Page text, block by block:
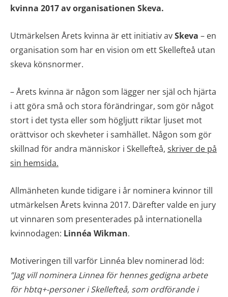
kvinna 2017 av organisationen Skeva.
Utmärkelsen Årets kvinna är ett initiativ avSkeva – en
organisation som har en vision om ett Skellefteå utan
skeva könsnormer.
–Årets kvinna är någon som lägger ner själ och hjärta
i att göra små och stora förändringar, som gör något
stort i det tysta eller som högljutt riktar ljuset mot
orättvisor och skevheter i samhället. Någon som gör
skillnad för andra människor i Skellefteå, skriver de på
sin hemsida.
Allmänheten kunde tidigare i år nominera kvinnor till
utmärkelsen Årets kvinna 2017. Därefter valde en jury
ut vinnaren som presenterades på internationella
kvinnodagen: Linnéa Wikman.
Motiveringen till varför Linnéa blev nominerad löd:
”Jag vill nominera Linnea för hennes gedigna arbete
för hbtq+-personer i Skellefteå, som ordförande i